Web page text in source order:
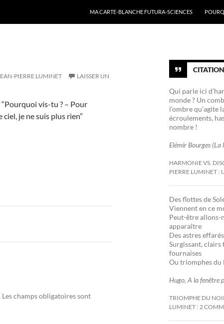
MA CARTE-BLANCHE FUTURA-SCIENCES
PIERRE LUMINET
LAISSER UN
vis-tu ? – Pour
je ne suis plus rien”
Les champs obligatoires sont
Qui parle ici
monde ? Un
l’ombre qu’agite
écroulements,
nombre !
Elémir Bourges
HARMONIE VS.
PIERRE LUMINET
Des flottes de
Viennent en ce
Peut-être allons-
apparaître
Des astres effarés
Surgissant, clairs
fournaises
Ou triomphes
Hugo, A la fenêtre
TRIOMPHE DU
LUMINET 2